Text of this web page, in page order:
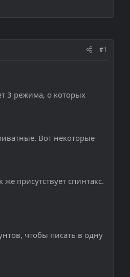
#1
3 режима, о которых
Вот некоторые
присутствует спинтакс.
чтобы писать в одну